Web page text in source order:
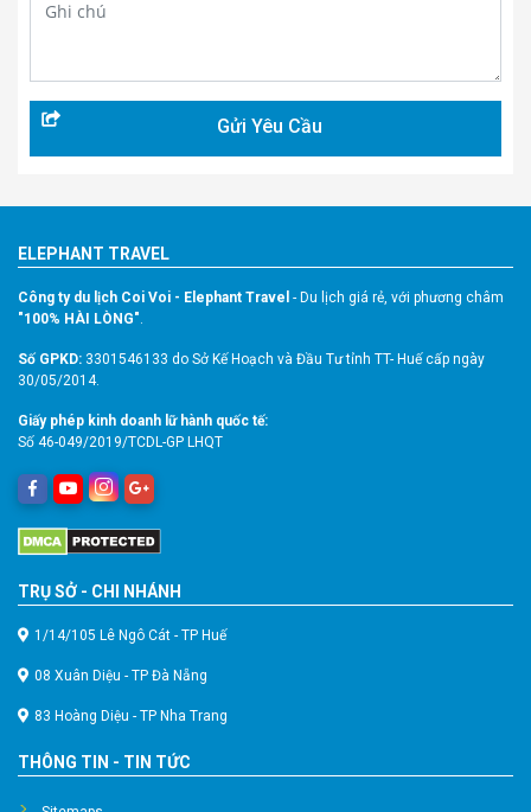
ELEPHANT TRAVEL
Công ty du lịch Coi Voi - Elephant Travel - Du lịch giá rẻ, với phương châm
"100% HÀI LÒNG".
Số GPKD: 3301546133 do Sở Kế Hoạch và Đầu Tư tỉnh TT- Huế cấp ngày
30/05/2014.
Giấy phép kinh doanh lữ hành quốc tế:
Số 46-049/2019/TCDL-GP LHQT
TRỤ SỞ - CHI NHÁNH
1/14/105 Lê Ngô Cát - TP Huế
08 Xuân Diệu - TP Đà Nẵng
83 Hoàng Diệu - TP Nha Trang
THÔNG TIN - TIN TỨC